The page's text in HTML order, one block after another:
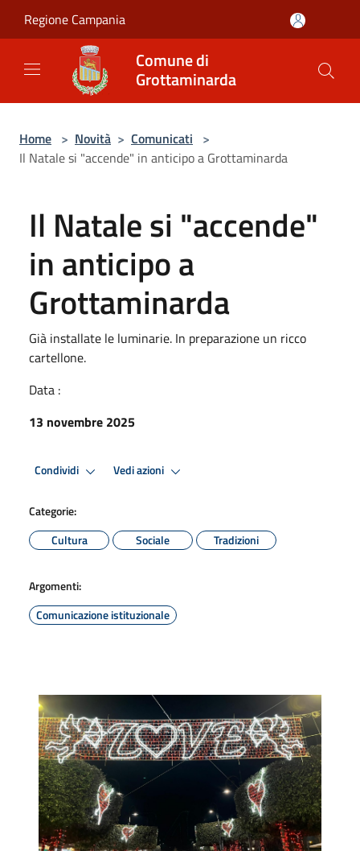
Regione Campania
Comune di
Grottaminarda
Home > Novità > Comunicati >
Il Natale si "accende" in anticipo a Grottaminarda
Il Natale si "accende"
in anticipo a
Grottaminarda
Già installate le luminarie. In preparazione un ricco
cartellone.
Data :
13 novembre 2025
Condividi Vedi azioni
Categorie:
Cultura
Sociale Tradizioni
Argomenti:
Comunicazione istituzionale